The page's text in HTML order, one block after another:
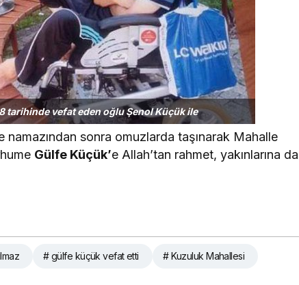
tarihinde vefat eden oğlu Şenol Küçük ile
namazından sonra omuzlarda taşınarak Mahalle
Gülfe Küçük’e Allah’tan rahmet, yakınlarına da
# gülfe küçük vefat etti # Kuzuluk Mahallesi